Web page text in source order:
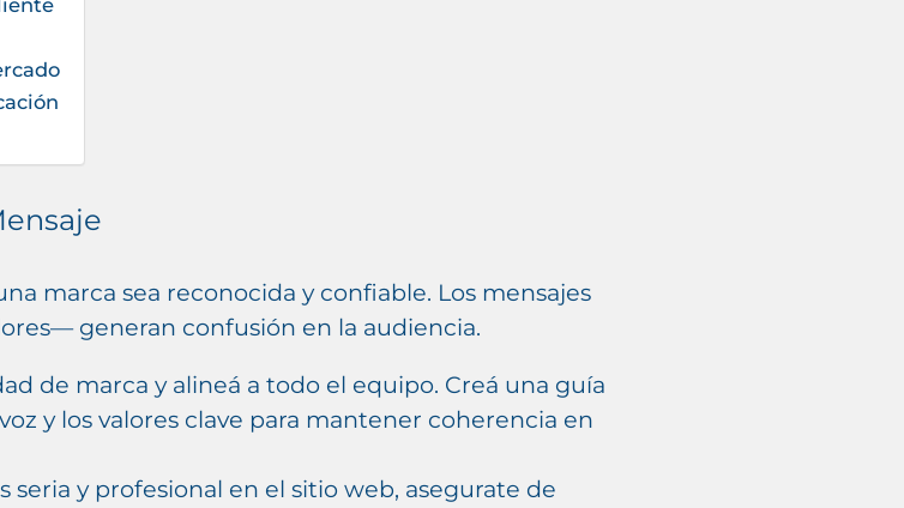
marca sea reconocida y confiable. Los mensajes
generan confusión en la audiencia.
de marca y alineá a todo el equipo. Creá una guía
y los valores clave para mantener coherencia en
seria y profesional en el sitio web, asegurate de